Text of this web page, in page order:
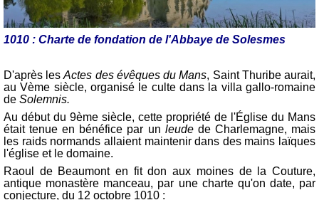
1010 : Charte de fondation de l'Abbaye de Solesmes
D'après lesActes des évêques du Mans, Saint Thuribe aurait,
au Vème siècle, organisé le culte dans la villa gallo-romaine
de Solemnis.
Au début du 9ème siècle, cette propriété de l'Église du Mans
était tenue en bénéfice par un leudede Charlemagne, mais
les raids normands allaient maintenir dans des mains laïques
l'église et le domaine.
Raoul de Beaumont en fit don aux moines de la Couture,
antique monastère manceau, par une charte qu'on date, par
conjecture, du 12 octobre 1010 :